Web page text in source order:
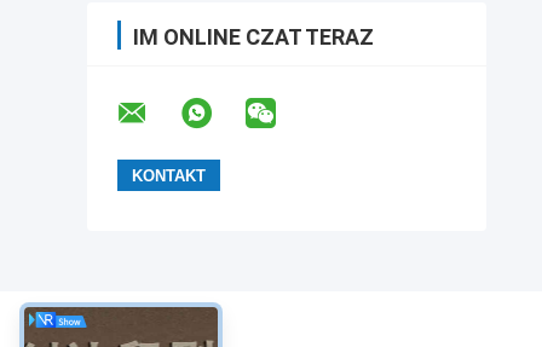
IM ONLINE CZAT TERAZ